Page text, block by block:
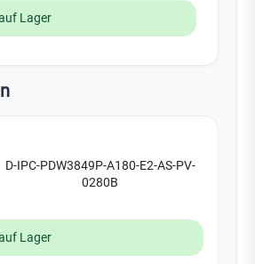
Lager
D-IPC-PDW3849P-A180-E2-AS-PV-
0280B
Lager